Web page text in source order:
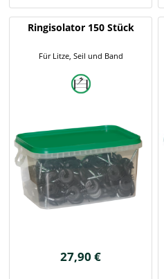
Ringisolator 150 Stück
Für Litze, Seil und Band
27,90 €